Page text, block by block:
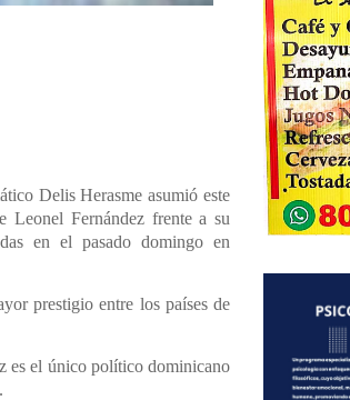
Delis Herasme asumió este
Leonel Fernández frente a su
en el pasado domingo en
prestigio entre los países de
es el único político dominicano